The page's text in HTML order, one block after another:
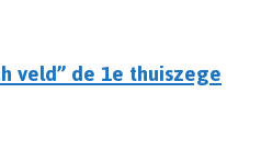
veld’’ de 1e thuiszege